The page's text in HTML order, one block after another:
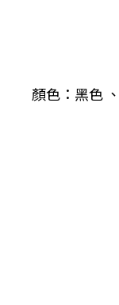
顏色： 黑色